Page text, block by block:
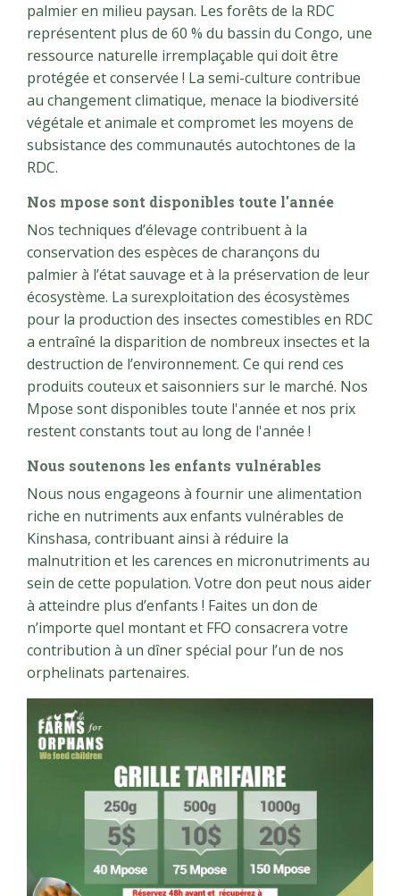
palmier en milieu paysan. Les forêts de la RDC
représentent plus de 60 % du bassin du Congo, une
ressource naturelle irremplaçable qui doit être
protégée et conservée ! La semi-culture contribue
au changement climatique, menace la biodiversité
végétale et animale et compromet les moyens de
subsistance des communautés autochtones de la
RDC.
Nos mpose sont disponibles toute l'année
Nos techniques d’élevage contribuent à la
conservation des espèces de charançons du
palmier à l’état sauvage et à la préservation de leur
écosystème. La surexploitation des écosystèmes
pour la production des insectes comestibles en RDC
a entraîné la disparition de nombreux insectes et la
destruction de l’environnement. Ce qui rend ces
produits couteux et saisonniers sur le marché. Nos
Mpose sont disponibles toute l'année et nos prix
restent constants tout au long de l'année !
Nous soutenons les enfants vulnérables
Nous nous engageons à fournir une alimentation
riche en nutriments aux enfants vulnérables de
Kinshasa, contribuant ainsi à réduire la
malnutrition et les carences en micronutriments au
sein de cette population. Votre don peut nous aider
à atteindre plus d’enfants ! Faites un don de
n’importe quel montant et FFO consacrera votre
contribution à un dîner spécial pour l’un de nos
orphelinats partenaires.